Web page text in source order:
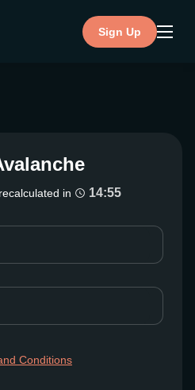
Sign Up
in 14:54
Conditions